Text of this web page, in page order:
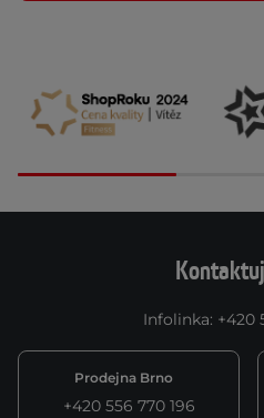
Infolinka: +420
Prodejna Brno
+420 556 770 196